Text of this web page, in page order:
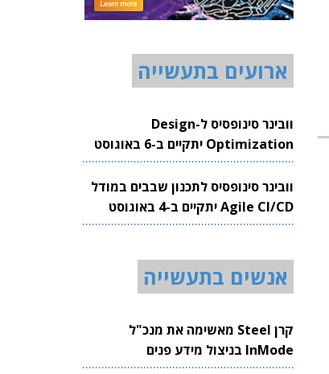
ארועים בתעשייה
וובינר סינופסיס ל-Design
Optimization יתקיים ב-6 באוגוסט
2026
וובינר סינופסיס לתכנון שבבים במודל
Agile CI/CD יתקיים ב-4 באוגוסט
2026
אנשים בתעשייה
קרן Steel מאשימה את מנכ"ל
InMode בניצול מידע פנים